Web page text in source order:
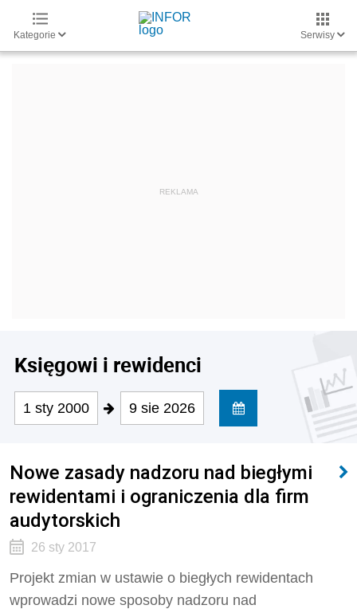
Kategorie Serwisy
Księgowi i rewidenci
1 sty 2000 9 sie 2026
Nowe zasady nadzoru nad biegłymi
rewidentami i ograniczenia dla firm
audytorskich
26 sty 2017
Projekt zmian w ustawie o biegłych rewidentach
wprowadzi nowe sposoby nadzoru nad